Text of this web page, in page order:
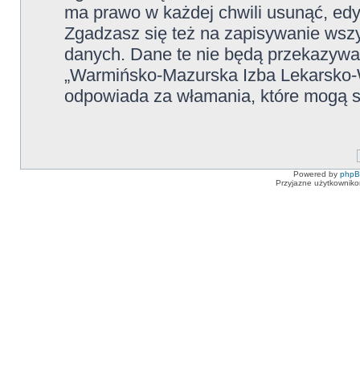
ma prawo w każdej chwili usunąć,
Zgadzasz się też na zapisywanie
danych. Dane te nie będą
„Warmińsko-Mazurska Izba
odpowiada za włamania, które
Powered by
Przyjazne